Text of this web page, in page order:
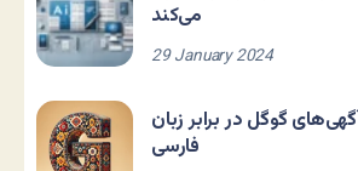
می‌کند
29 January 2024
گوگل در برابر زبان
فارسی